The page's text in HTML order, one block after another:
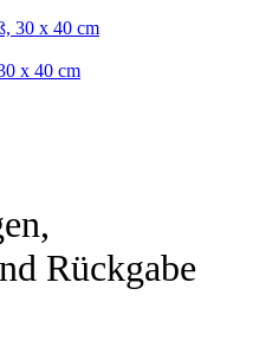
x 40 cm
Rückgabe